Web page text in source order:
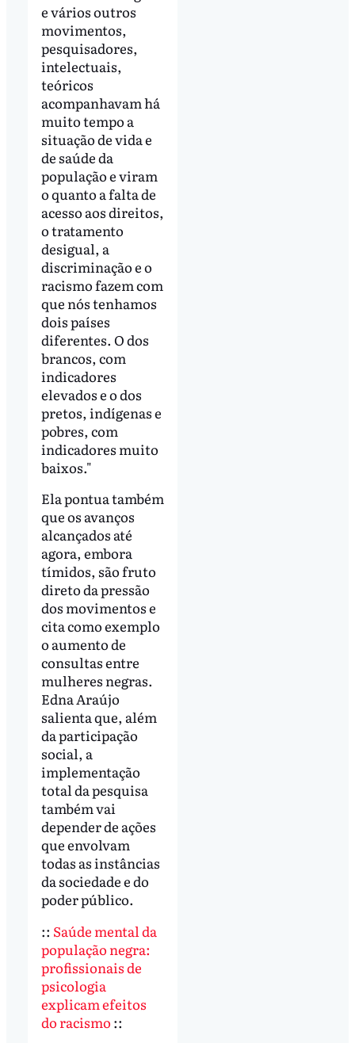
e vários outros
movimentos,
pesquisadores,
intelectuais,
teóricos
acompanhavam há
muito tempo a
situação de vida e
de saúde da
população e viram
o quanto a falta de
acesso aos direitos,
o tratamento
desigual, a
discriminação e o
racismo fazem com
que nós tenhamos
dois países
diferentes. O dos
brancos, com
indicadores
elevados e o dos
pretos, indígenas e
pobres, com
indicadores muito
baixos."
Ela pontua também
que os avanços
alcançados até
agora, embora
tímidos, são fruto
direto da pressão
dos movimentos e
cita como exemplo
o aumento de
consultas entre
mulheres negras.
Edna Araújo
salienta que, além
da participação
social, a
implementação
total da pesquisa
também vai
depender de ações
que envolvam
todas as instâncias
da sociedade e do
poder público.
:: Saúde mental da
população negra:
profissionais de
psicologia
explicam efeitos
do racismo ::